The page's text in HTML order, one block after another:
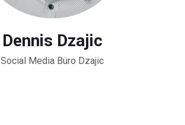
Dennis Dzajic
Social Media Büro Dzajic